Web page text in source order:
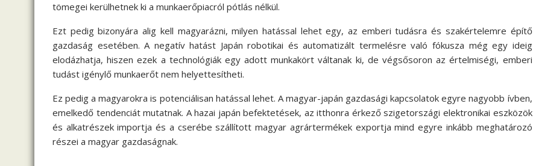
tömegei kerülhetnek ki a munkaerőpiacról pótlás nélkül.
Ezt pedig bizonyára alig kell magyarázni, milyen hatással lehet egy, az emberi tudásra és szakértelemre építő
gazdaság esetében. A negatív hatást Japán robotikai és automatizált termelésre való fókusza még egy ideig
elodázhatja, hiszen ezek a technológiák egy adott munkakört váltanak ki, de végsősoron az értelmiségi, emberi
tudást igénylő munkaerőt nem helyettesítheti.
Ez pedig a magyarokra is potenciálisan hatással lehet. A magyar-japán gazdasági kapcsolatok egyre nagyobb ívben,
emelkedő tendenciát mutatnak. A hazai japán befektetések, az itthonra érkező szigetországi elektronikai eszközök
és alkatrészek importja és a cserébe szállított magyar agrártermékek exportja mind egyre inkább meghatározó
részei a magyar gazdaságnak.